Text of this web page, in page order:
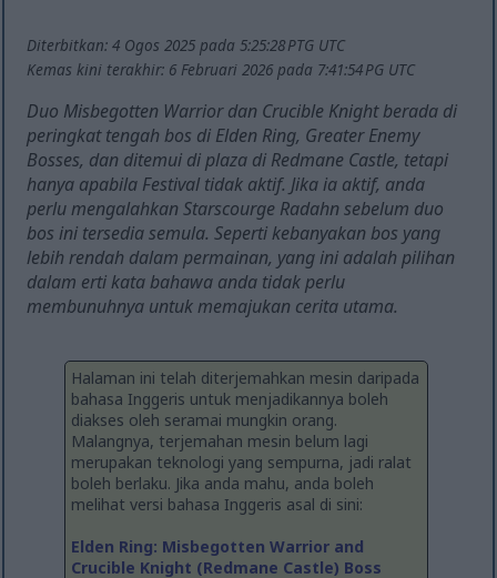
Diterbitkan: 4 Ogos 2025 pada 5:25:28 PTG UTC
Kemas kini terakhir: 6 Februari 2026 pada 7:41:54 PG UTC
Duo Misbegotten Warrior dan Crucible Knight berada di
peringkat tengah bos di Elden Ring, Greater Enemy
Bosses, dan ditemui di plaza di Redmane Castle, tetapi
hanya apabila Festival tidak aktif. Jika ia aktif, anda
perlu mengalahkan Starscourge Radahn sebelum duo
bos ini tersedia semula. Seperti kebanyakan bos yang
lebih rendah dalam permainan, yang ini adalah pilihan
dalam erti kata bahawa anda tidak perlu
membunuhnya untuk memajukan cerita utama.
Halaman ini telah diterjemahkan mesin daripada
bahasa Inggeris untuk menjadikannya boleh
diakses oleh seramai mungkin orang.
Malangnya, terjemahan mesin belum lagi
merupakan teknologi yang sempurna, jadi ralat
boleh berlaku. Jika anda mahu, anda boleh
melihat versi bahasa Inggeris asal di sini:
Elden Ring: Misbegotten Warrior and
Crucible Knight (Redmane Castle) Boss